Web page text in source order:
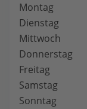
Montag
Dienstag
Mittwoch
Donnerstag
Freitag
Samstag
Sonntag